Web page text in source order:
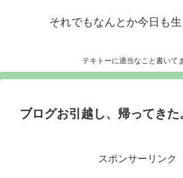
それでもなんとか今日も
テキトーに適当なこと書いて
ブログお引越し、帰ってきた
スポンサーリンク